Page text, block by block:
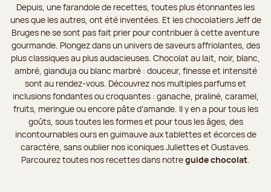
Depuis, une farandole de recettes, toutes plus étonnantes les
unes que les autres, ont été inventées. Et les chocolatiers Jeff de
Bruges ne se sont pas fait prier pour contribuer à cette aventure
gourmande. Plongez dans un univers de saveurs affriolantes, des
plus classiques au plus audacieuses. Chocolat au lait, noir, blanc,
ambré, gianduja ou blanc marbré : douceur, finesse et intensité
sont au rendez-vous. Découvrez nos multiples parfums et
inclusions fondantes ou croquantes : ganache, praliné, caramel,
fruits, meringue ou encore pâte d’amande. Il y en a pour tous les
goûts, sous toutes les formes et pour tous les âges, des
incontournables ours en guimauve aux tablettes et écorces de
caractère, sans oublier nos iconiques Juliettes et Gustaves.
Parcourez toutes nos recettes dans notreguide chocolat.